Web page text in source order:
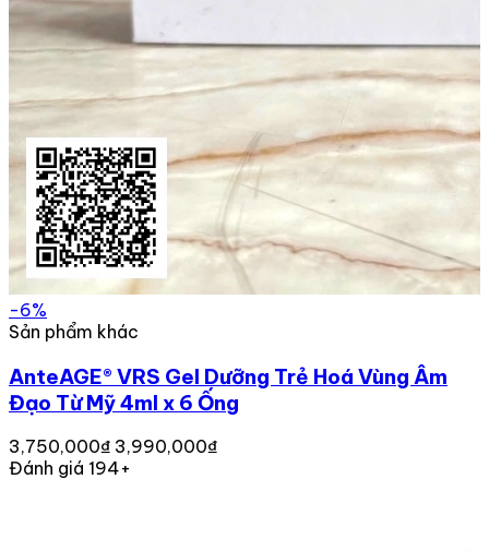
-6%
Sản phẩm khác
AnteAGE® VRS Gel Dưỡng Trẻ Hoá Vùng Âm
Đạo Từ Mỹ 4ml x 6 Ống
3,750,000₫ 3,990,000₫
Đánh giá 194+